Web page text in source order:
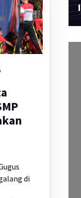
di